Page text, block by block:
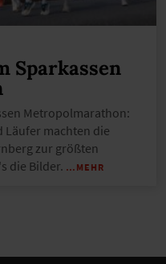
Sparkassen
Metropolmarathon:
Läufer machten die
zur größten
die Bilder. …MEHR